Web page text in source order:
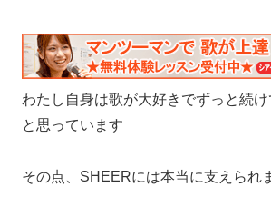
わたし自身は歌が大好きでずっと続
と思っています
その点、SHEERには本当に支えられ